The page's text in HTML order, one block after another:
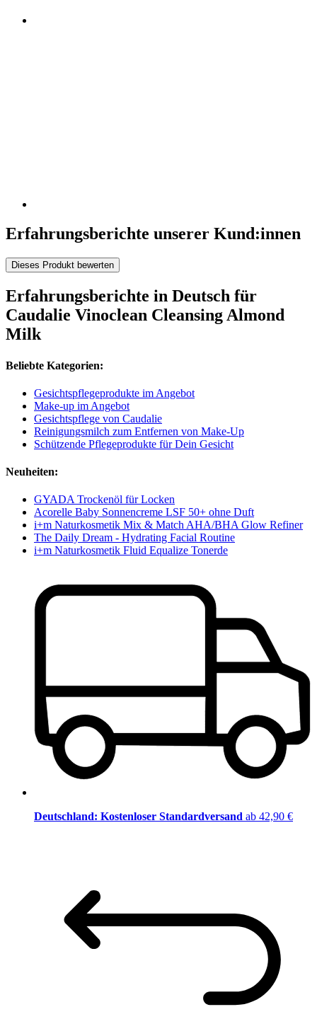
Erfahrungsberichte unserer Kund:innen
Dieses Produkt bewerten
Erfahrungsberichte in Deutsch für
Caudalie Vinoclean Cleansing Almond
Milk
Beliebte Kategorien:
Gesichtspflegeprodukte im Angebot
Make-up im Angebot
Gesichtspflege von Caudalie
Reinigungsmilch zum Entfernen von Make-Up
Schützende Pflegeprodukte für Dein Gesicht
Neuheiten:
GYADA Trockenöl für Locken
Acorelle Baby Sonnencreme LSF 50+ ohne Duft
i+m Naturkosmetik Mix & Match AHA/BHA Glow Refiner
The Daily Dream - Hydrating Facial Routine
i+m Naturkosmetik Fluid Equalize Tonerde
Deutschland: Kostenloser Standardversand ab 42,90 €